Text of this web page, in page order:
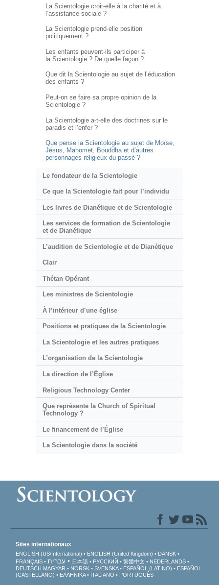
La Scientologie croit-elle à la charité et à
l’assistance sociale ?
La Scientologie prend-elle position
politiquement ?
Les enfants peuvent-ils participer à
la Scientologie ? De quelle façon ?
Que dit la Scientologie au sujet de l’éducation
des enfants ?
Peut-on se faire sa propre opinion de la
Scientologie ?
La Scientologie a-t-elle des doctrines sur le
paradis et l’enfer ?
Que pense la Scientologie au sujet de Moïse,
Jésus, Mahomet, Bouddha et d’autres
personnages religieux du passé ?
Le fondateur de la Scientologie
Ce que la Scientologie fait pour l’individu
Les livres de Dianétique et de Scientologie
Les services de formation de Scientologie
et de Dianétique
L’audition de Scientologie et de Dianétique
Clair
Thétan Opérant
Les ministres de Scientologie
À l’intérieur d’une église
Positions et pratiques de la Scientologie
La Scientologie et les autres pratiques
L’organisation de la Scientologie
La direction de l’Église
Religious Technology Center
Que représente la Church of Spiritual
Technology ?
Le financement de l’Église
La Scientologie dans la société
Sites internationaux
ENGLISH (US/International) ENGLISH (United Kingdom)
DANSK
FRANÇAIS
עברית 日本語 РУССКИЙ 繁體中文
NEDERLANDS
DEUTSCH MAGYAR NORSK SVENSKA ESPAÑOL (LATINO)
ESPAÑOL
(CASTELLANO)
ΕΛΛΗΝΙΚA ITALIANO PORTUGUÊS